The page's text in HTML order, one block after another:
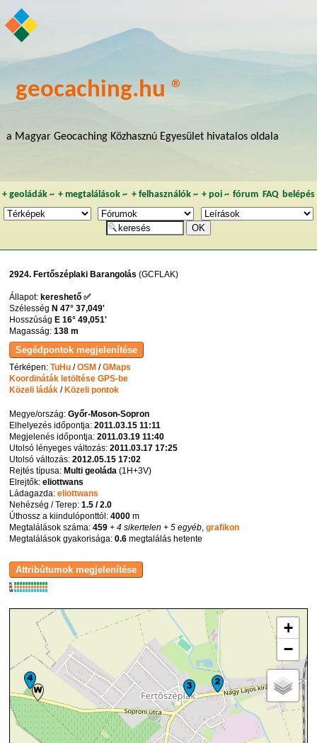
geocaching.hu ®
a Magyar Geocaching Közhasznú Egyesület hivatalos oldala
+ geoládák~ +megtalálások ~ + felhasználók~ + poi~ fórum FAQ belépés
2924. Fertőszéplaki Barangolás (GCFLAK)
Állapot: kereshető ✅
Szélesség N 47° 37,049'
Hosszúság E 16° 49,051'
Magasság:138 m
Térképen:TuHu /OSM /GMaps
Koordináták letöltése GPS-be
Közeli ládák / Közeli pontok
Megye/ország:Győr-Moson-Sopron
Elhelyezés időpontja:2011.03.15 11:11
Megjelenés időpontja:2011.03.19 11:40
Utolsó lényeges változás:2011.03.17 17:25
Utolsó változás:2012.05.15 17:02
Rejtés típusa: Multi geoláda (1H+3V)
Elrejtők:eliottwans
Ládagazda:eliottwans
Nehézség / Terep:1.5 / 2.0
Úthossz a kiindulóponttól:4000 m
Megtalálások száma:459 + 4 sikertelen + 5 egyéb,grafikon
Megtalálások gyakorisága:0.6 megtalálás hetente
K
R
W
+
−